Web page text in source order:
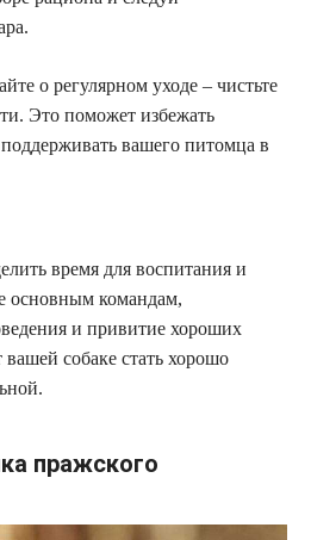
о регулярном уходе – чистьте
Это поможет избежать
вашего питомца в
время для воспитания и
основным командам,
и привитие хороших
собаке стать хорошо
пражского